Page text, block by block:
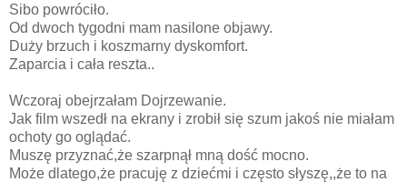
Sibo powróciło.
Od dwoch tygodni mam nasilone objawy.
Duży brzuch i koszmarny dyskomfort.
Zaparcia i cała reszta..
Wczoraj obejrzałam Dojrzewanie.
Jak film wszedł na ekrany i zrobił się szum jakoś nie miałam
ochoty go oglądać.
Muszę przyznać,że szarpnął mną dość mocno.
Może dlatego,że pracuję z dziećmi i często słyszę,,że to na